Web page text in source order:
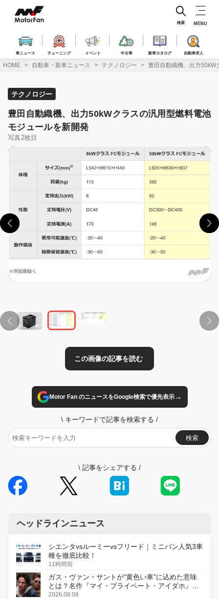
ス
車ニュース チューニング イベント 中古車 新車カタログ 自動車求人
検索 MENU
HOME 自動車・新車ニュース テクノロジー 豊田自動織機、出力50kW
テクノロジー
豊田自動織機、出力50kWクラスの汎用型燃料電池
モジュールを新開発
写真2枚目
Motor Fan のニュースをGoogle検索で優先表示→
\ キーワードで記事を検索する /
検索
\ 記事をシェアする /
ヘッドラインニュース
シエンタvsルーミーvsフリード｜ミニバン人気3車
種を徹底比較！
11時間前
ガス・ヴァン・サントが“黄色い車”に込めた意味
とは？名作『マイ・プライベート・アイダホ』が
初のデジタルリマスター版で復活
2026.08.08